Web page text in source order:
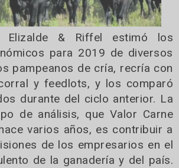
Elizalde & Riffel estimó los
para 2019 de diversos
pampeanos de cría, recría con
y feedlots, y los comparó
durante del ciclo anterior. La
de análisis, que Valor Carne
varios años, es contribuir a
de los empresarios en el
de la ganadería y del país.